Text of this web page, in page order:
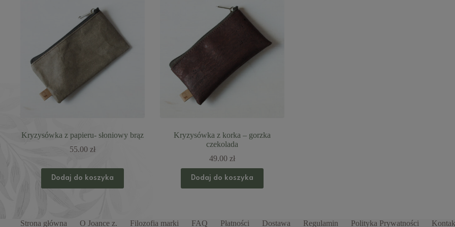
Kryzysówka z papieru- słoniowy brąz
55.00 zł
Dodaj do koszyka
Kryzysówka z korka – gorzka
czekolada
49.00 zł
Dodaj do koszyka
Strona główna O Joance z. Filozofia marki FAQ Płatności Dostawa Regulamin Polityka Prywatności